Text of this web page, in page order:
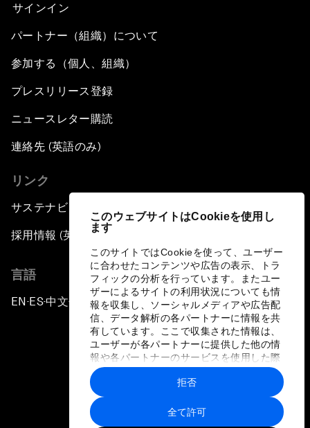
このウェブサイトはCookieを使用し
ます
このサイトではCookieを使って、ユーザー
に合わせたコンテンツや広告の表示、トラ
フィックの分析を行っています。またユー
ザーによるサイトの利用状況についても情
報を収集し、ソーシャルメディアや広告配
信、データ解析の各パートナーに情報を共
有しています。ここで収集された情報は、
ユーザーが各パートナーに提供した他の情
報や各パートナーのサービスを使用した際
に収集された情報と組み合わされ、各パー
トナーによって使用されることがありま
す。
全て許可
拒否
サインイン
パートナー（組織）について
参加する（個人、組織）
プレスリリース登録
ニュースレター購読
連絡先 (英語のみ)
リンク
サステナビリティへの取り組み
採用情報 (英語のみ)
言語
EN ▪ES▪中文▪ 日本語
プライバシーポリシーと利用規約
サイトマップ